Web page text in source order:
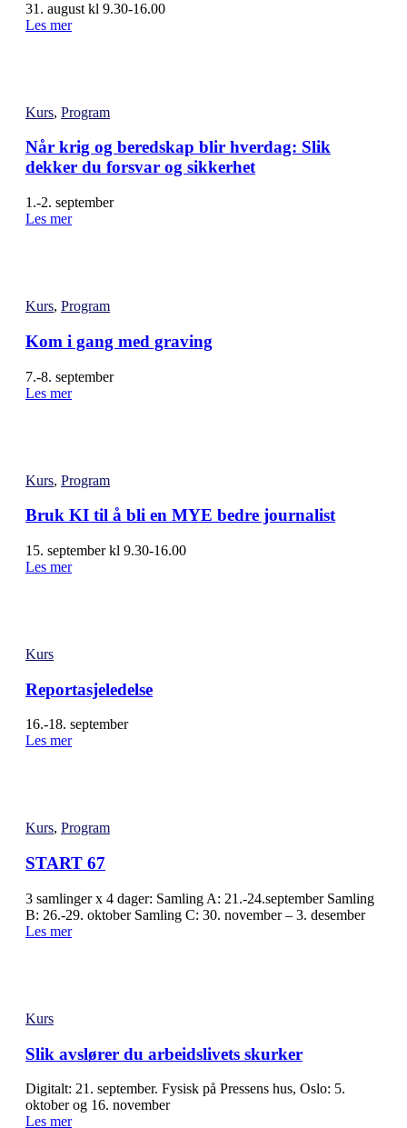
31. august kl 9.30-16.00
Les mer
Kurs, Program
Når krig og beredskap blir hverdag: Slik
dekker du forsvar og sikkerhet
1.-2. september
Les mer
Kurs, Program
Kom i gang med graving
7.-8. september
Les mer
Kurs, Program
Bruk KI til å bli en MYE bedre journalist
15. september kl 9.30-16.00
Les mer
Kurs
Reportasjeledelse
16.-18. september
Les mer
Kurs, Program
START 67
3 samlinger x 4 dager: Samling A: 21.-24.september Samling
B: 26.-29. oktober Samling C: 30. november – 3. desember
Les mer
Kurs
Slik avslører du arbeidslivets skurker
Digitalt: 21. september. Fysisk på Pressens hus, Oslo: 5.
oktober og 16. november
Les mer